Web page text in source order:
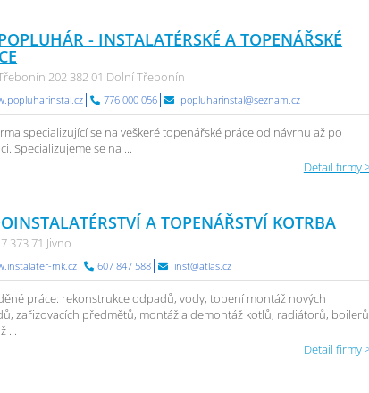
- INSTALATÉRSKÉ A TOPENÁŘSKÉ
202 382 01 Dolní Třebonín
776 000 056 popluharinstal@seznam.cz
specializující se na veškeré topenářské práce od návrhu až po
Specializujeme se na ...
Detail firmy
A TOPENÁŘSTVÍ KOTRBA
373 71 Jivno
mk.cz 607 847 588 inst@atlas.cz
práce: rekonstrukce odpadů, vody, topení montáž nových
zařizovacích předmětů, montáž a demontáž kotlů, radiátorů, boilerů
...
Detail firmy